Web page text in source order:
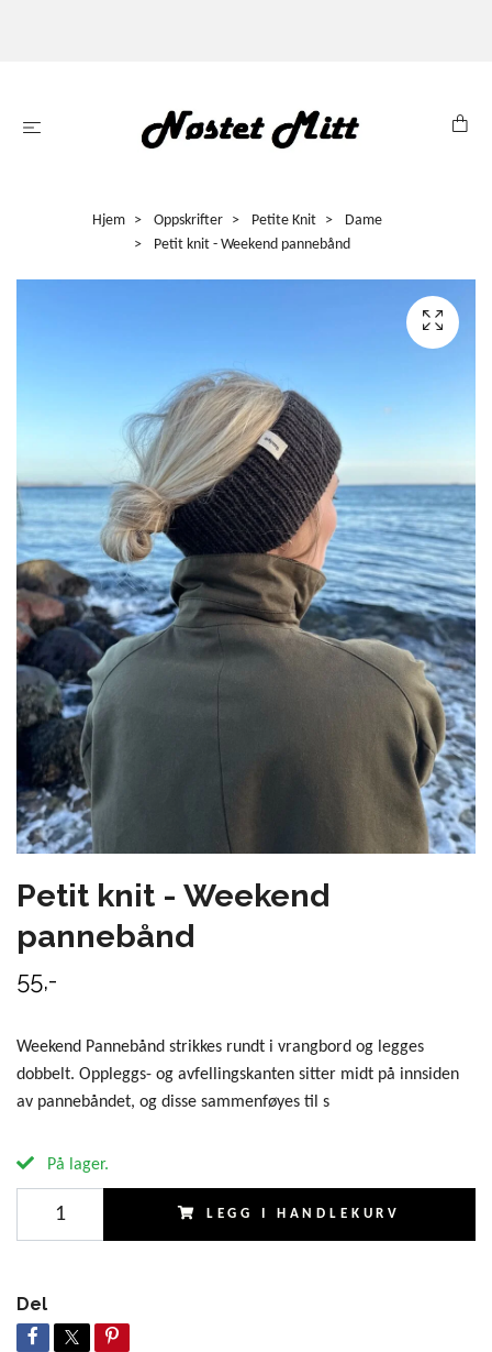
Hjem Oppskrifter Petite Knit
Dame
Petit knit - Weekend pannebånd
Petit knit - Weekend
pannebånd
55,-
Weekend Pannebånd strikkes rundt i vrangbord og legges
dobbelt. Oppleggs- og avfellingskanten sitter midt på innsiden
av pannebåndet, og disse sammenføyes til s
På lager.
LEGG I HANDLEKURV
Del